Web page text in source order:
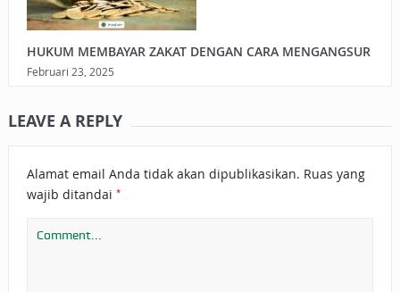
HUKUM MEMBAYAR ZAKAT DENGAN CARA MENGANGSUR
Februari 23, 2025
LEAVE A REPLY
Alamat email Anda tidak akan dipublikasikan. Ruas yang
wajib ditandai *